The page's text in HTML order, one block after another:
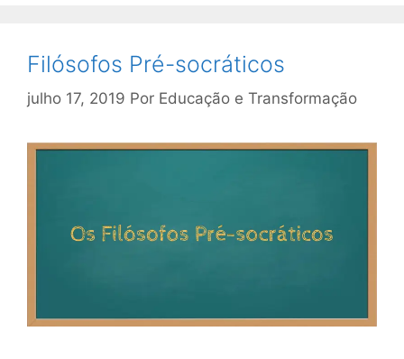
Filósofos Pré-socráticos
julho 17, 2019 Por Educação e Transformação